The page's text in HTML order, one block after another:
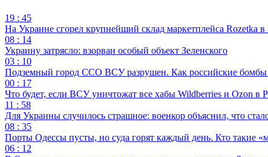
19 : 45
На Украине сгорел крупнейший склад маркетплейса Rozetka в
08 : 14
Украину затрясло: взорван особый объект Зеленского
03 : 10
Подземный город ССО ВСУ разрушен. Как российские бомбы
00 : 17
Что будет, если ВСУ уничтожат все хабы Wildberries и Ozon в
11 : 58
Для Украины случилось страшное: военкор объяснил, что
08 : 35
Порты Одессы пусты, но суда горят каждый день. Кто такие
06 : 12